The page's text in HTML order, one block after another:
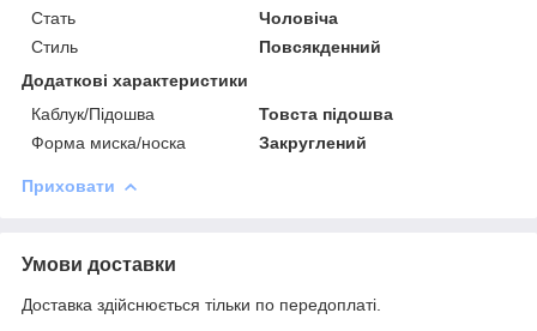
Стать
Чоловіча
Стиль
Повсякденний
Додаткові характеристики
Каблук/Підошва
Товста підошва
Форма миска/носка
Закруглений
Приховати
Умови доставки
Доставка здійснюється тільки по передоплаті.